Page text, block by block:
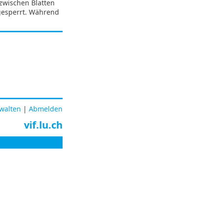
Blatten
Während
| Abmelden
vif.lu.ch